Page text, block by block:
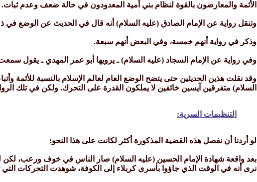
الأئمة والمعارضون بالقوة لنظام بني أمية المعدودون في حالة ضعف وعدم ثبات.
وتنقل رواية عن الإمام الصادق (عليه السلام) أنه قال في الحديث عن الوضع في
وذكر في رواية أنهم خمسة، وفي البعض أنهم سبعة.
وفي رواية عن الإمام السجاد (عليه السلام) ـ يرويها أبو عمر المهدي ـ يقول
وقد نقلت هذين الحديثين حتى يتضح الوضع العام لعالم الإسلام بالنسبة للأئمة
السلام) متفرقين آيسين خائفين لا يملكون القدرة على التحرك. ولكن في تلك
التنظيمات السرية:
لو أردنا أن نفصل هذه القضية المذكورة أكثر لكانت على هذا النحو:
بعد واقعة شهادة الإمام الحسين (عليه السلام) صار الناس في خوف ورعب، لكن ليس
نرى أنه في الوقت الذي جاؤوا بأسرى كربلاء إلى الكوفة، شوهدت التحركات